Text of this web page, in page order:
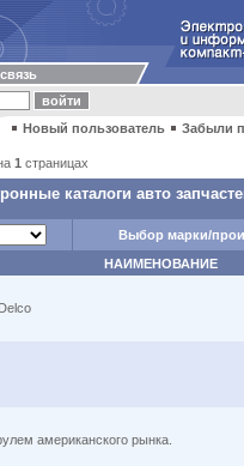
Новый пользователь Забыли
1 страницах
каталоги авто
Выбор марки/
НАИМЕНОВАНИЕ
американского рынка.